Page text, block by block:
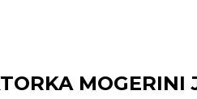
MOGERINI